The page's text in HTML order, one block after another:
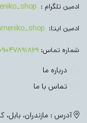
ادمین تلگرام :
ادمین ایتا:
شماره تماس:
درباره ما
تماس با ما
آدرس : مازندران،